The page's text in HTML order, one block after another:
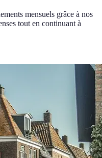
mensuels grâce à nos
tout en continuant à